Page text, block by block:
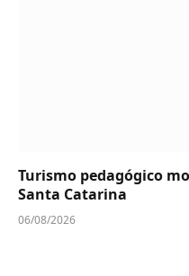
Turismo pedagógico
Santa Catarina
06/08/2026